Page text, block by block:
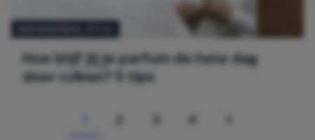
Hoe blijf jij je parfum de hele dag
door ruiken? 5 tips
PAGE PAGE PAGE
4